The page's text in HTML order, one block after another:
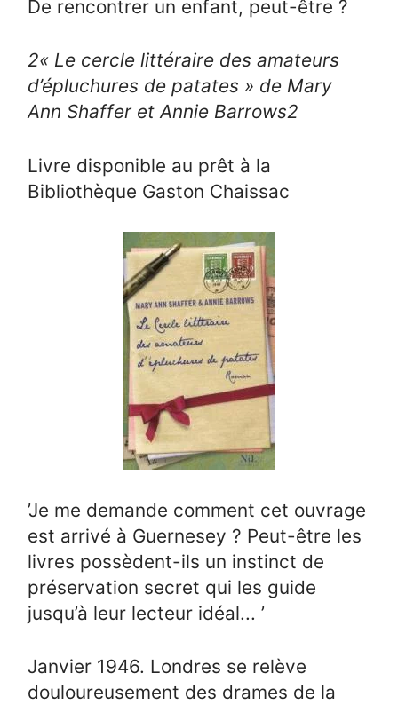
De rencontrer un enfant, peut-être ?
2« Le cercle littéraire des amateurs
d’épluchures de patates » de Mary
Ann Shaffer et Annie Barrows2
Livre disponible au prêt à la
Bibliothèque Gaston Chaissac
’Je me demande comment cet ouvrage
est arrivé à Guernesey ? Peut-être les
livres possèdent-ils un instinct de
préservation secret qui les guide
jusqu’à leur lecteur idéal... ’
Janvier 1946. Londres se relève
douloureusement des drames de la